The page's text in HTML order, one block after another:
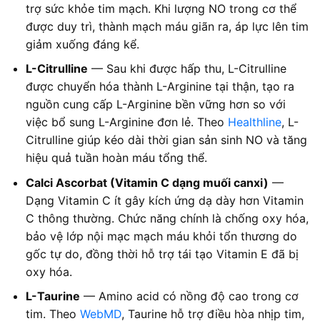
trợ sức khỏe tim mạch. Khi lượng NO trong cơ thể
được duy trì, thành mạch máu giãn ra, áp lực lên tim
giảm xuống đáng kể.
L-Citrulline — Sau khi được hấp thu, L-Citrulline
được chuyển hóa thành L-Arginine tại thận, tạo ra
nguồn cung cấp L-Arginine bền vững hơn so với
việc bổ sung L-Arginine đơn lẻ. Theo Healthline, L-
Citrulline giúp kéo dài thời gian sản sinh NO và tăng
hiệu quả tuần hoàn máu tổng thể.
Calci Ascorbat (Vitamin C dạng muối canxi) —
Dạng Vitamin C ít gây kích ứng dạ dày hơn Vitamin
C thông thường. Chức năng chính là chống oxy hóa,
bảo vệ lớp nội mạc mạch máu khỏi tổn thương do
gốc tự do, đồng thời hỗ trợ tái tạo Vitamin E đã bị
oxy hóa.
L-Taurine — Amino acid có nồng độ cao trong cơ
tim. Theo WebMD, Taurine hỗ trợ điều hòa nhịp tim,